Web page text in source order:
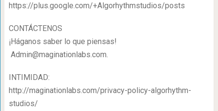
https://plus.google.com/+Algorhythmstudios/posts
CONTÁCTENOS
¡Háganos saber lo que piensas!
Admin@maginationlabs.com.
INTIMIDAD:
http://maginationlabs.com/privacy-policy-algorhythm-
studios/